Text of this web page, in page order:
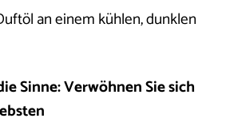
an einem kühlen, dunklen
Sinne: Verwöhnen Sie sich